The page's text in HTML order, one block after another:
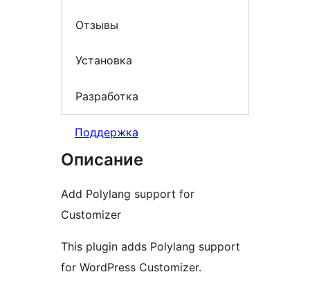
Отзывы
Установка
Разработка
Поддержка
Описание
Add Polylang support for
Customizer
This plugin adds Polylang support
for WordPress Customizer.